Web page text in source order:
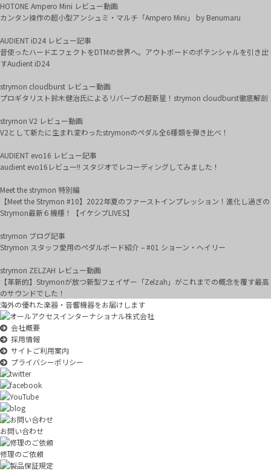
HOTONE Ampero Mini レビュー動画
カンタン操作の超小型アンシュミ・マルチ「Ampero Mini」 by Benumaru
AUDIENT iD24 レビュー記事
昔使ったハードエフェクトをDTMの世界へ。アウトボードのポテンシャルを引き出
すAudient iD24
strymon cloudburst レビュー動画
プロギタリスト鈴木健治氏によるリバーブの超新星！strymon cloudburst徹底解剖
strymon V2 レビュー動画
V2として新たに生まれ変わったstrymonのペダル全6種類を弾き比べ！
AUDIENT evo16 レビュー記事
audient evo16レビュー!! スタジオでレコーディングしてみました！
Meet the strymon 特別編
【Meet the Strymon #10】2022年夏のファーストインプレッション！進化し過ぎの
Strymon最新６機種！【イケシブLIVES】
strymon ブログ記事
Strymon スタッフ愛用のペダルボード紹介 – #01 ショーン・ヘイリー
strymon ZELZAH レビュー動画
【革新的】Strymonが放つ新型フェイザー「Zelzah」がこれまでの概念を覆す最高
のサウンドでした！
海外の優れた楽器・音響機器をお届けします
会社概要
採用情報
サイトご利用案内
プライバシーポリシー
お問い合わせ
修理のご依頼